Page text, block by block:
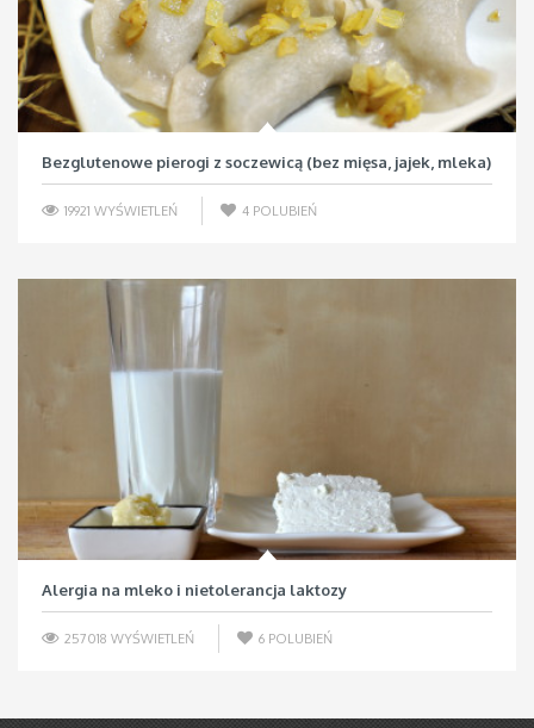
Bezglutenowe pierogi z soczewicą (bez mięsa, jajek, mleka)
19921 WYŚWIETLEŃ 4 POLUBIEŃ
Alergia na mleko i nietolerancja laktozy
257018 WYŚWIETLEŃ 6 POLUBIEŃ